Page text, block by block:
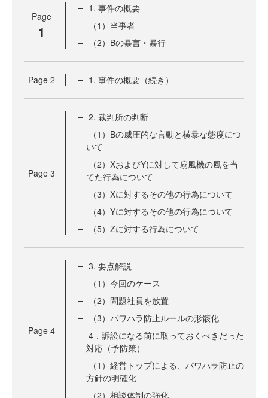
Page
1
1. 事件の概要
（1）当事者
（2）Bの暴言・暴行
Page 2 1. 事件の概要（続き）
Page 3
2. 裁判所の判断
（1）Bの威圧的な言動と横暴な態度につ
いて
（2）XおよびYに対して扇風機の風を当
てた行為について
（3）Xに対するその他の行為について
（4）Yに対するその他の行為について
（5）Zに対する行為について
Page 4
3. 要点解説
（1）今回のケース
（2）問題社員を放置
（3）パワハラ防止ルールの形骸化
4．訴訟になる前に取っておくべきだった
対応（予防策）
（1）経営トップによる、パワハラ防止の
方針の明確化
（2）相談体制の強化